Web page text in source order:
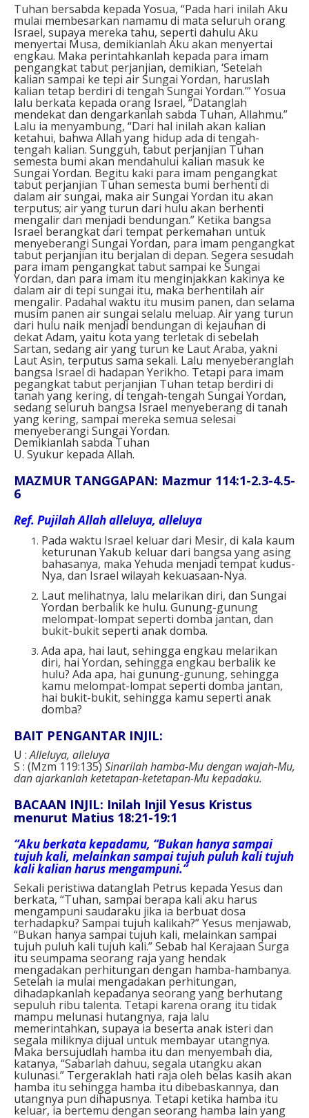
Tuhan bersabda kepada Yosua, “Pada hari inilah Aku
mulai membesarkan namamu di mata seluruh orang
Israel, supaya mereka tahu, seperti dahulu Aku
menyertai Musa, demikianlah Aku akan menyertai
engkau. Maka perintahkanlah kepada para imam
pengangkat tabut perjanjian, demikian, ‘Setelah
kalian sampai ke tepi air Sungai Yordan, haruslah
kalian tetap berdiri di tengah Sungai Yordan.’” Yosua
lalu berkata kepada orang Israel, “Datanglah
mendekat dan dengarkanlah sabda Tuhan, Allahmu.”
Lalu ia menyambung, “Dari hal inilah akan kalian
ketahui, bahwa Allah yang hidup ada di tengah-
tengah kalian. Sungguh, tabut perjanjian Tuhan
semesta bumi akan mendahului kalian masuk ke
Sungai Yordan. Begitu kaki para imam pengangkat
tabut perjanjian Tuhan semesta bumi berhenti di
dalam air sungai, maka air Sungai Yordan itu akan
terputus; air yang turun dari hulu akan berhenti
mengalir dan menjadi bendungan.” Ketika bangsa
Israel berangkat dari tempat perkemahan untuk
menyeberangi Sungai Yordan, para imam pengangkat
tabut perjanjian itu berjalan di depan. Segera sesudah
para imam pengangkat tabut sampai ke Sungai
Yordan, dan para imam itu menginjakkan kakinya ke
dalam air di tepi sungai itu, maka berhentilah air
mengalir. Padahal waktu itu musim panen, dan selama
musim panen air sungai selalu meluap. Air yang turun
dari hulu naik menjadi bendungan di kejauhan di
dekat Adam, yaitu kota yang terletak di sebelah
Sartan, sedang air yang turun ke Laut Araba, yakni
Laut Asin, terputus sama sekali. Lalu menyeberanglah
bangsa Israel di hadapan Yerikho. Tetapi para imam
pegangkat tabut perjanjian Tuhan tetap berdiri di
tanah yang kering, di tengah-tengah Sungai Yordan,
sedang seluruh bangsa Israel menyeberang di tanah
yang kering, sampai mereka semua selesai
menyeberangi Sungai Yordan.
Demikianlah sabda Tuhan
U. Syukur kepada Allah.
MAZMUR TANGGAPAN: Mazmur 114:1-2.3-4.5-
6
Ref. Pujilah Allah alleluya, alleluya
Pada waktu Israel keluar dari Mesir, di kala kaum
keturunan Yakub keluar dari bangsa yang asing
bahasanya, maka Yehuda menjadi tempat kudus-
Nya, dan Israel wilayah kekuasaan-Nya.
Laut melihatnya, lalu melarikan diri, dan Sungai
Yordan berbalik ke hulu. Gunung-gunung
melompat-lompat seperti domba jantan, dan
bukit-bukit seperti anak domba.
Ada apa, hai laut, sehingga engkau melarikan
diri, hai Yordan, sehingga engkau berbalik ke
hulu? Ada apa, hai gunung-gunung, sehingga
kamu melompat-lompat seperti domba jantan,
hai bukit-bukit, sehingga kamu seperti anak
domba?
BAIT PENGANTAR INJIL:
U :Alleluya, alleluya
S : (Mzm 119:135) Sinarilah hamba-Mu dengan wajah-Mu,
dan ajarkanlah ketetapan-ketetapan-Mu kepadaku.
BACAAN INJIL: Inilah Injil Yesus Kristus
menurut Matius 18:21-19:1
“Aku berkata kepadamu, “Bukan hanya sampai
tujuh kali, melainkan sampai tujuh puluh kali tujuh
kali kalian harus mengampuni.”
Sekali peristiwa datanglah Petrus kepada Yesus dan
berkata, “Tuhan, sampai berapa kali aku harus
mengampuni saudaraku jika ia berbuat dosa
terhadapku? Sampai tujuh kalikah?” Yesus menjawab,
“Bukan hanya sampai tujuh kali, melainkan sampai
tujuh puluh kali tujuh kali.” Sebab hal Kerajaan Surga
itu seumpama seorang raja yang hendak
mengadakan perhitungan dengan hamba-hambanya.
Setelah ia mulai mengadakan perhitungan,
dihadapkanlah kepadanya seorang yang berhutang
sepuluh ribu talenta. Tetapi karena orang itu tidak
mampu melunasi hutangnya, raja lalu
memerintahkan, supaya ia beserta anak isteri dan
segala miliknya dijual untuk membayar utangnya.
Maka bersujudlah hamba itu dan menyembah dia,
katanya, “Sabarlah dahuu, segala utangku akan
kulunasi.” Tergeraklah hati raja oleh belas kasih akan
hamba itu sehingga hamba itu dibebaskannya, dan
utangnya pun dihapusnya. Tetapi ketika hamba itu
keluar, ia bertemu dengan seorang hamba lain yang